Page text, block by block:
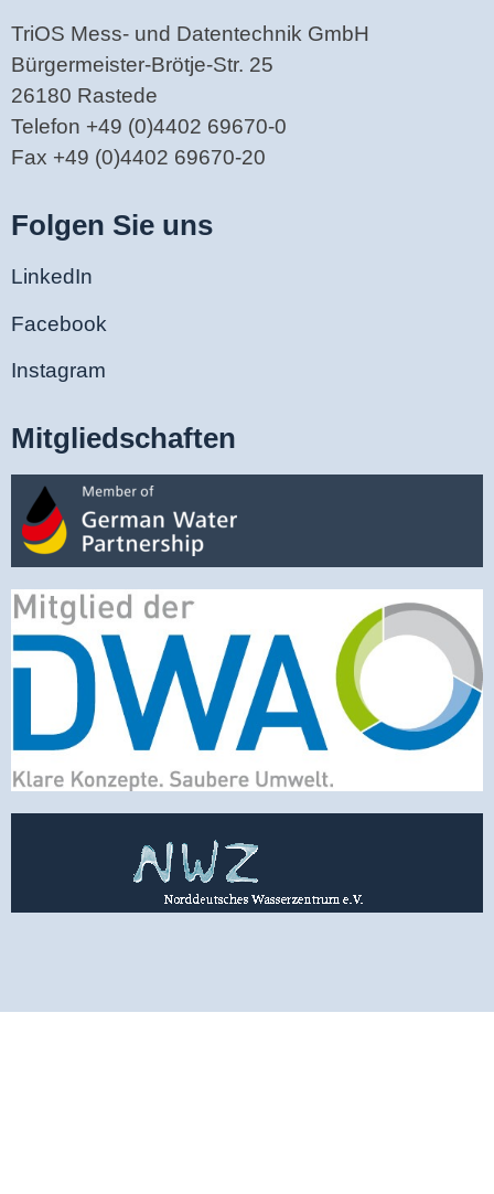
TriOS Mess- und Datentechnik GmbH
Bürgermeister-Brötje-Str. 25
26180 Rastede
Telefon +49 (0)4402 69670-0
Fax +49 (0)4402 69670-20
Folgen Sie uns
LinkedIn
Facebook
Instagram
Mitgliedschaften